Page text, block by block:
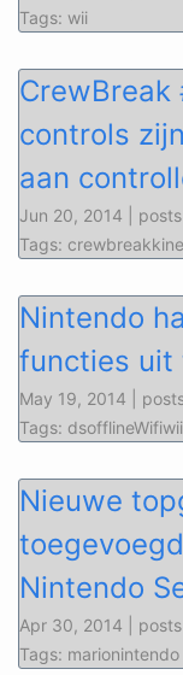
Tags: wii
CrewBreak
controls
aan
Jun 20, 2014 | posts
Tags:
Nintendo
functies uit
May 19, 2014 |
Tags: dsofflineWifiwii
Nieuwe
Nintendo
Apr 30, 2014 | posts
Tags: